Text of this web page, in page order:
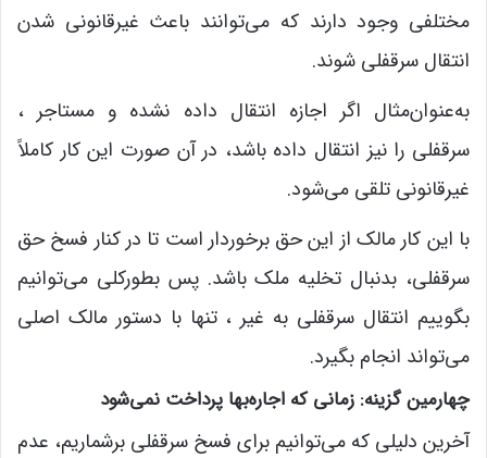
مختلفی وجود دارند که می‌توانند باعث غیرقانونی شدن
انتقال سرقفلی شوند.
به‌عنوان‌مثال اگر اجازه انتقال داده نشده و مستاجر ،
سرقفلی را نیز انتقال داده باشد، در آن صورت این کار کاملاً
غیرقانونی تلقی می‌شود.
با این کار مالک از این حق برخوردار است تا در کنار فسخ حق
سرقفلی، بدنبال تخلیه ملک باشد. پس بطورکلی می‌توانیم
بگوییم انتقال سرقفلی به غیر ، تنها با دستور مالک اصلی
می‌تواند انجام بگیرد.
چهارمین گزینه: زمانی که اجاره‌بها پرداخت نمی‌شود
آخرین دلیلی که می‌توانیم برای فسخ سرقفلی برشماریم، عدم